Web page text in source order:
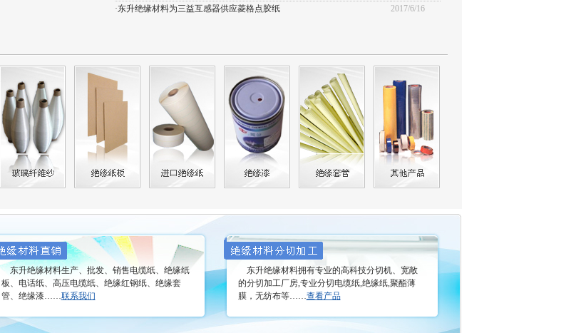
·东升绝缘材料为三益互感器供应菱格点胶纸
2017/6/16
东升绝缘材料生产、批发、销售电缆纸、绝缘纸
板、电话纸、高压电缆纸、绝缘红钢纸、绝缘套
管、绝缘漆……联系我们
东升绝缘材料拥有专业的高科技分切机、宽敞
的分切加工厂房,专业分切电缆纸,绝缘纸,聚酯薄
膜，无纺布等……查看产品